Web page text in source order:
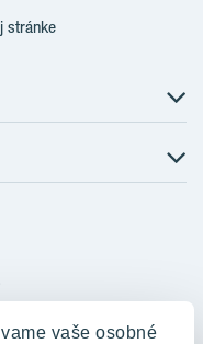
vaše osobné
stránke